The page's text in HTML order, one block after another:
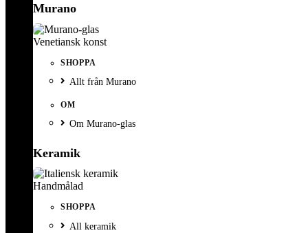
Murano
Venetiansk konst
SHOPPA
Allt från Murano
OM
Om Murano-glas
Keramik
Handmålad
SHOPPA
All keramik